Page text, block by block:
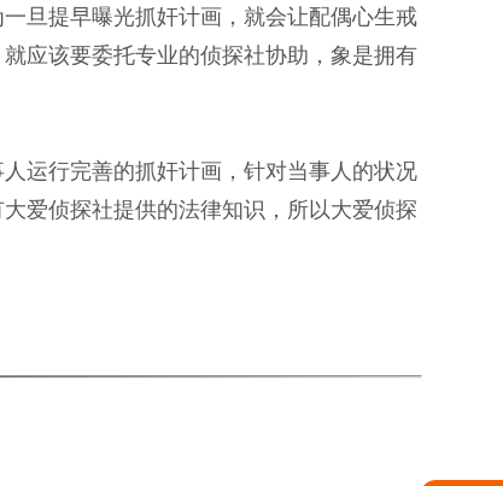
旦提早曝光抓奸计画，就会让配偶心生戒
应该要委托专业的侦探社协助，象是拥有
运行完善的抓奸计画，针对当事人的状况
爱侦探社提供的法律知识，所以大爱侦探